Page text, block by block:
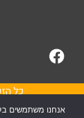
F
a
e
b
כל